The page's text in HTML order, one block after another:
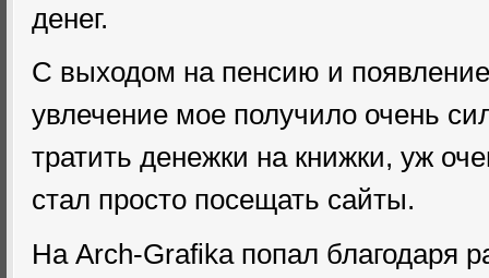
денег.
С выходом на пенсию и
увлечение мое получило очень
тратить денежки на книжки, уж
стал просто посещать сайты.
На Arch-Grafika попал благодаря